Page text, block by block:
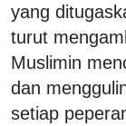
yang
turut
Muslimin
dan
setiap